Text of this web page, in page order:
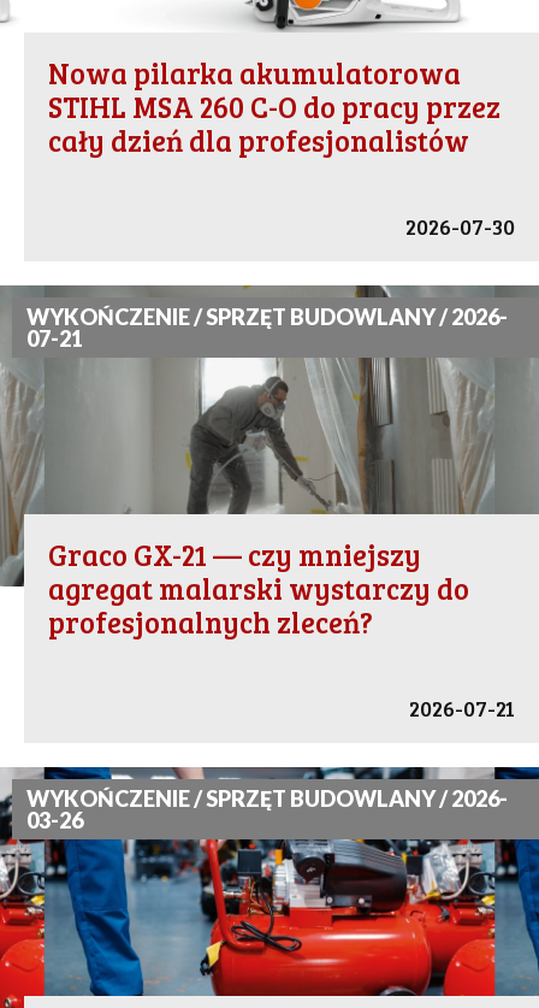
Nowa pilarka akumulatorowa
STIHL MSA 260 C-O do pracy przez
cały dzień dla profesjonalistów
2026-07-30
WYKOŃCZENIE / SPRZĘT BUDOWLANY / 2026-
07-21
Graco GX-21 — czy mniejszy
agregat malarski wystarczy do
profesjonalnych zleceń?
2026-07-21
WYKOŃCZENIE / SPRZĘT BUDOWLANY / 2026-
03-26